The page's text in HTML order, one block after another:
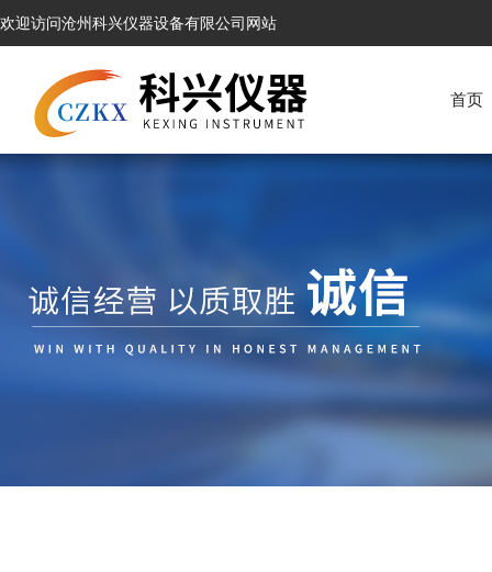
欢迎访问沧州科兴仪器设备有限公司网站
首页